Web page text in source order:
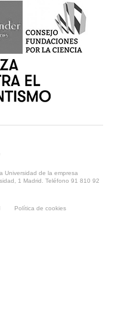
Universidad de la empresa
1 Madrid. Teléfono 91 810 92
Política de cookies